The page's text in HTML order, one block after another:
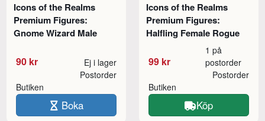
Icons of the Realms
Premium Figures:
Gnome Wizard Male
90 kr Ej i lager
Butiken
Postorder
Boka
Icons of the Realms
Premium Figures:
Halfling Female Rogue
99 kr
1 på
postorder
Butiken
Postorder
Köp